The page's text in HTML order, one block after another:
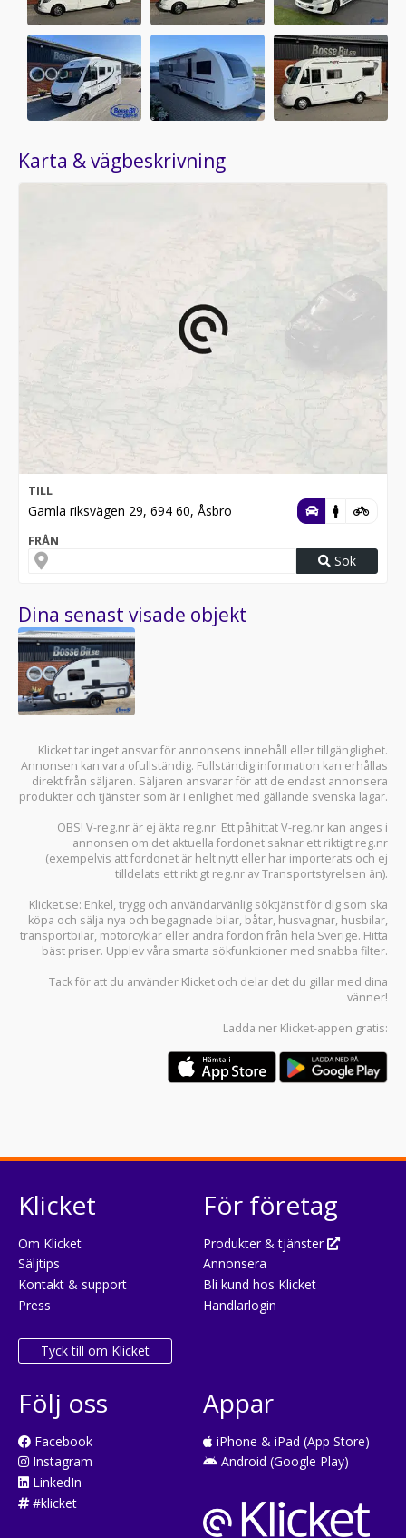
Karta & vägbeskrivning
TILL
Gamla riksvägen 29, 694 60, Åsbro
FRÅN
Sök
Dina senast visade objekt
Klicket tar inget ansvar för annonsens innehåll eller tillgänglighet.
Annonsen kan vara ofullständig. Fullständig information kan erhållas
direkt från säljaren. Säljaren ansvarar för att de endast annonsera
produkter och tjänster som är i enlighet med gällande svenska lagar.
OBS! V-reg.nr är ej äkta reg.nr. Ett påhittat V-reg.nr kan anges i
annonsen om det aktuella fordonet saknar ett riktigt reg.nr
(exempelvis att fordonet är helt nytt eller har importerats och ej
tilldelats ett riktigt reg.nr av Transportstyrelsen än).
Klicket.se: Enkel, trygg och användarvänlig söktjänst för dig som ska
köpa och sälja nya och begagnade bilar, båtar, husvagnar, husbilar,
transportbilar, motorcyklar eller andra fordon från hela Sverige. Hitta
bäst priser. Upplev våra smarta sökfunktioner med snabba filter.
Tack för att du använder Klicket och delar det du gillar med dina
vänner!
Ladda ner Klicket-appen gratis:
Klicket
Om Klicket
Säljtips
Kontakt & support
Press
Tyck till om Klicket
För företag
Produkter & tjänster
Annonsera
Bli kund hos Klicket
Handlarlogin
Följ oss
Facebook
Instagram
LinkedIn
#klicket
Appar
iPhone & iPad (App Store)
Android (Google Play)